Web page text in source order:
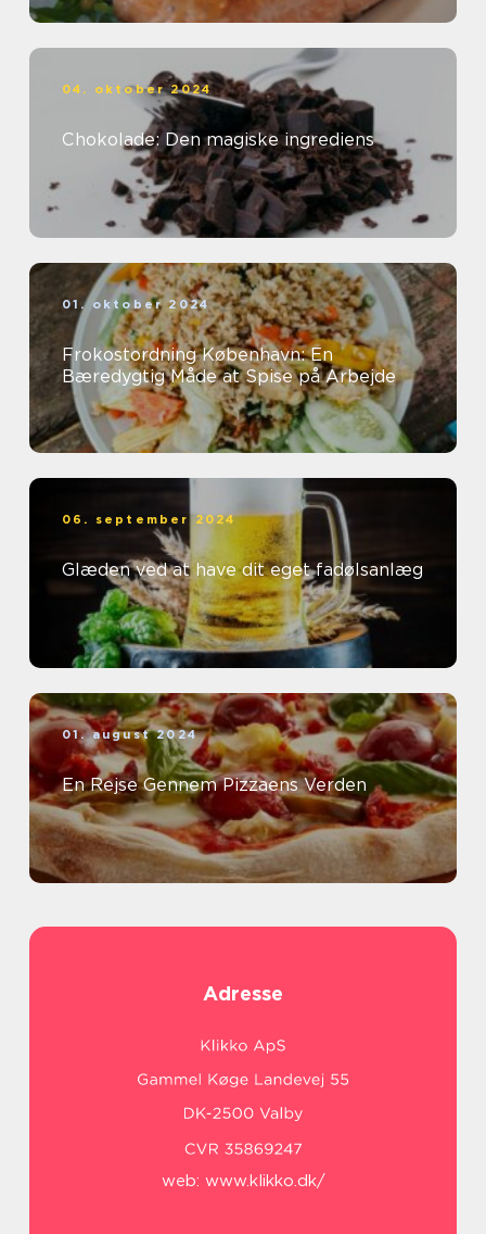
04. oktober 2024
Chokolade: Den magiske ingrediens
01. oktober 2024
Frokostordning København: En
Bæredygtig Måde at Spise på Arbejde
06. september 2024
Glæden ved at have dit eget fadølsanlæg
01. august 2024
En Rejse Gennem Pizzaens Verden
Adresse
web: www.klikko.dk/